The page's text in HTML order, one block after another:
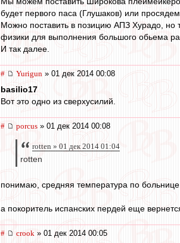
будет первого паса (Глушаков) или
Можно поставить в позицию АПЗ Хурадо, но
физики для выполнения большого обьема
И так далее.
# Yurigun » 01 дек 2014 00:08
basilio17
Вот это одно из сверхусилий.
# porcus » 01 дек 2014 00:08
rotten » 01 дек 2014 01:04
rotten
понимаю, средняя температура по
а покоритель испанских пердей еще
# crook » 01 дек 2014 00:05